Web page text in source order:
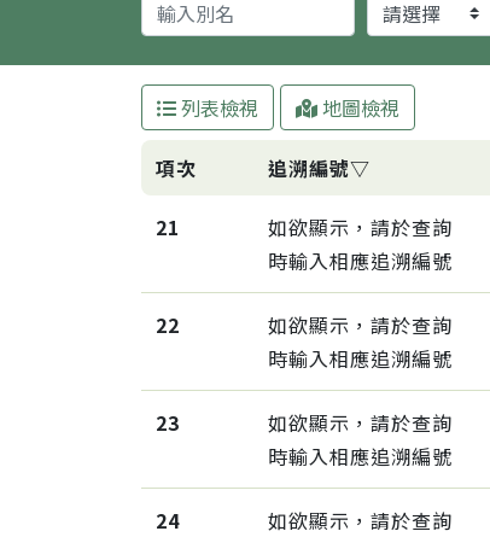
列表檢視 地圖檢視
項次 追溯編號▽
21
如欲顯示，請於查詢
時輸入相應追溯編號
22
如欲顯示，請於查詢
時輸入相應追溯編號
23
如欲顯示，請於查詢
時輸入相應追溯編號
24
如欲顯示，請於查詢